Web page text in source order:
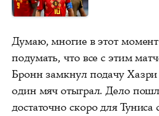
Думаю, многие в этот
подумать, что все с этим
Бронн замкнул подачу
один мяч отыграл. Дело
достаточно скоро для Туниса